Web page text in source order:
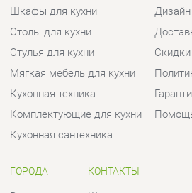
Кухонная сантехника
ГОРОДА
Весь мир
Екатеринбург
КОНТАКТЫ
Шоурум и склад
Адрес: г.Екатеринбург,
Уральских рабочих, 54